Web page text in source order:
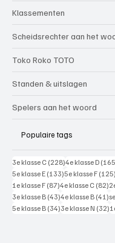
Klassementen
Scheidsrechter aan het
Toko Roko TOTO
Standen & uitslagen
Spelers aan het woord
Populaire tags
3e klasse C (228)228 posts
4e klasse D
5e klasse E (133)133 posts
5e klasse F (125)
1e klasse F (87)87 posts
4e klasse C (82)
3e klasse B (43)43 posts
4e klasse B (41)
5e klasse B (34)34 posts
3e klasse N (32)